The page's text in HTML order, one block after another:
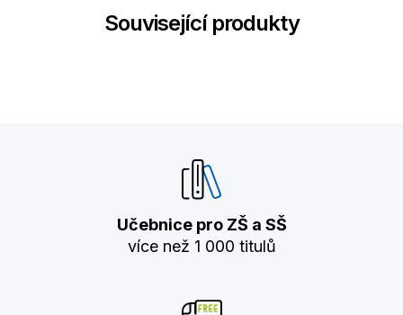
Související produkty
Učebnice pro ZŠ a SŠ
více než 1 000 titulů